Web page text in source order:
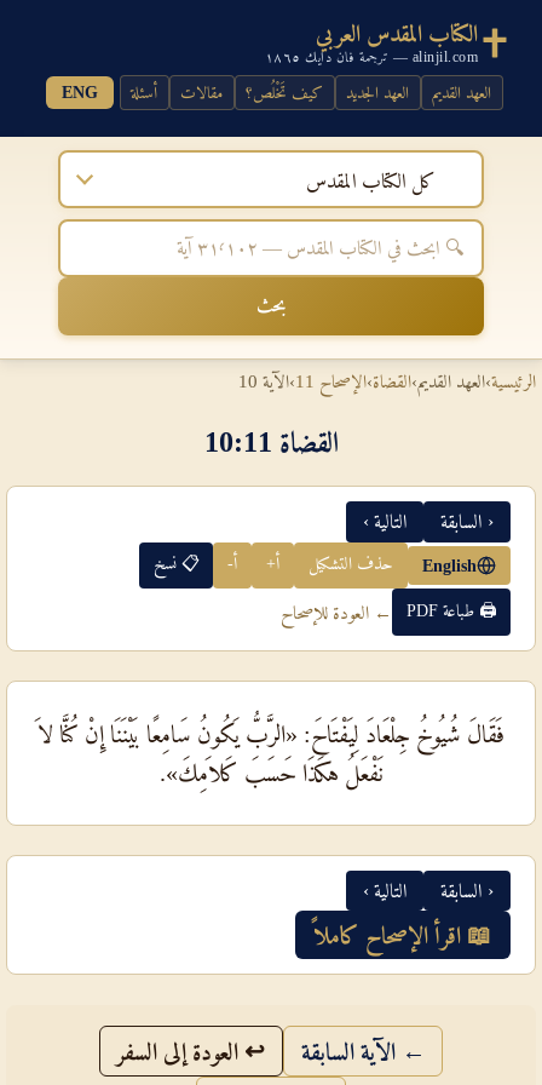
الكتاب المقدس العربي
alinjil.com — ترجمة فان دايك ١٨٦٥
العهد القديم العهد الجديد كيف تَخْلُص؟ مقالات أسئلة ENG
كل الكتاب المقدس
بحث
الرئيسية›العهد القديم›القضاة›الإصحاح 11 ›الآية 10
القضاة 11‏:‏10
‹ السابقة التالية ›
English حذف التشكيل أ+ أ- 📋 نسخ
🖨 طباعة PDF ← العودة للإصحاح
فَقَالَ شُيُوخُ جِلْعَادَ لِيَفْتَاحَ: «الرَّبُّ يَكُونُ سَامِعًا بَيْنَنَا إِنْ كُنَّا لاَ
نَفْعَلُ هكَذَا حَسَبَ كَلاَمِكَ».
‹ السابقة التالية ›
📖 اقرأ الإصحاح كاملاً
← الآية السابقة ↩ العودة إلى السفر